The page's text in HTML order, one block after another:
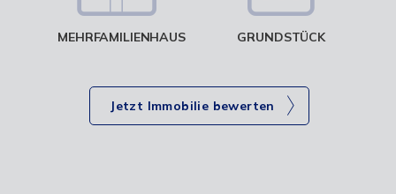
MEHRFAMILIENHAUS GRUNDSTÜCK
Jetzt Immobilie bewerten